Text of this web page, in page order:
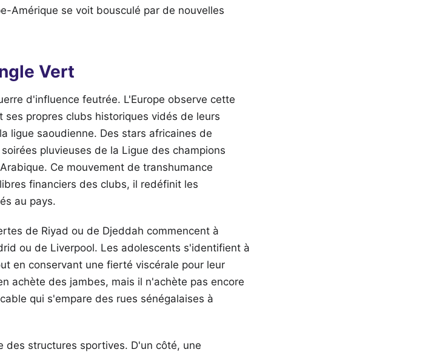
Amérique se voit bousculé par de nouvelles
Vert
d'influence feutrée. L'Europe observe cette
propres clubs historiques vidés de leurs
ligue saoudienne. Des stars africaines de
pluvieuses de la Ligue des champions
Ce mouvement de transhumance
financiers des clubs, il redéfinit les
au pays.
de Riyad ou de Djeddah commencent à
ou de Liverpool. Les adolescents s'identifient à
en conservant une fierté viscérale pour leur
achète des jambes, mais il n'achète pas encore
qui s'empare des rues sénégalaises à
des structures sportives. D'un côté, une